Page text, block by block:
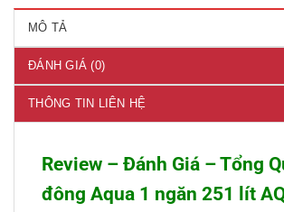
MÔ TẢ
ĐÁNH GIÁ (0)
THÔNG TIN LIÊN HỆ
Review – Đánh Giá – Tổng
đông Aqua 1 ngăn 251 lít